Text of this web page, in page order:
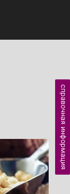
справочная информация